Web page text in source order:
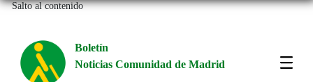
Salto al contenido
Boletín
Noticias Comunidad de Madrid